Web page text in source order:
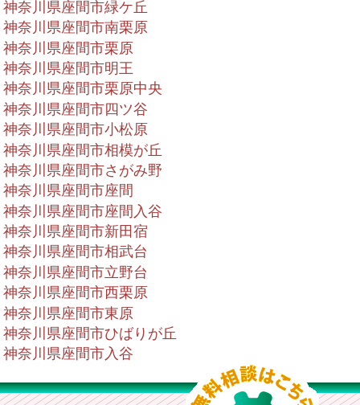
神奈川県座間市緑ケ丘
神奈川県座間市南栗原
神奈川県座間市栗原
神奈川県座間市明王
神奈川県座間市栗原中央
神奈川県座間市四ツ谷
神奈川県座間市小松原
神奈川県座間市相模が丘
神奈川県座間市さがみ野
神奈川県座間市座間
神奈川県座間市座間入谷
神奈川県座間市新田宿
神奈川県座間市相武台
神奈川県座間市立野台
神奈川県座間市西栗原
神奈川県座間市東原
神奈川県座間市ひばりが丘
神奈川県座間市入谷